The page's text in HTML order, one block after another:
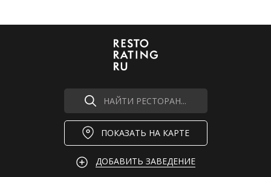
НАЙТИ РЕСТОРАН...
ПОКАЗАТЬ НА КАРТЕ
ДОБАВИТЬ ЗАВЕДЕНИЕ